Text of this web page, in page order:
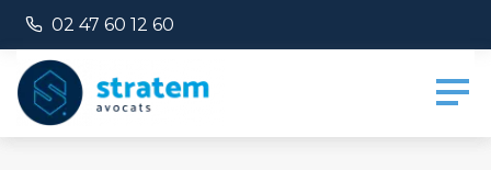
Numéro de téléphone :
02 47 60 12 60
Panneau de gestion des cookies